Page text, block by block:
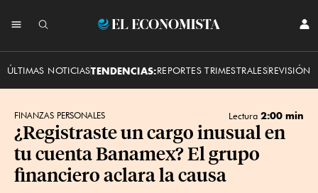
El
ÚLTIMAS NOTICIASTENDENCIAS:REPORTES TRIMESTRALESREVISIÓN
FINANZAS PERSONALES Lectura 2:00 min
¿Registraste un cargo inusual en
tu cuenta Banamex? El grupo
financiero aclara la causa